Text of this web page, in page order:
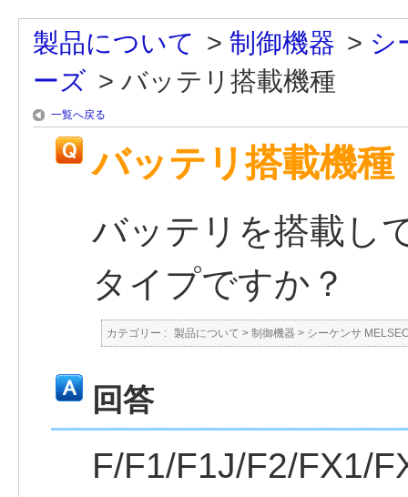
製品について > 制御機器 > シ
ーズ > バッテリ搭載機種
一覧へ戻る
バッテリ搭載機種
バッテリを搭載し
タイプですか？
カテゴリー : 製品について > 制御機器 > シーケンサ
回答
F/F1/F1J/F2/FX1/